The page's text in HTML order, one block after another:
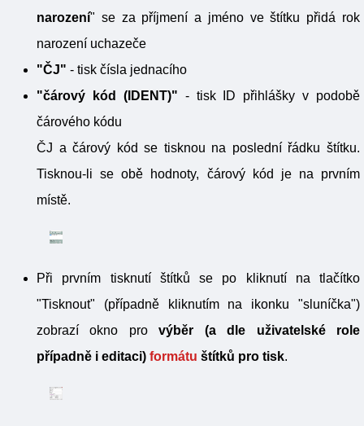
narození" se za příjmení a jméno ve štítku přidá rok
narození uchazeče
"ČJ" - tisk čísla jednacího
"čárový kód (IDENT)" - tisk ID přihlášky v podobě
čárového kódu
ČJ a čárový kód se tisknou na poslední řádku štítku.
Tisknou-li se obě hodnoty, čárový kód je na prvním
místě.
Při prvním tisknutí štítků se po kliknutí na tlačítko
"Tisknout" (případně kliknutím na ikonku "sluníčka")
zobrazí okno provýběr (a dle uživatelské role
případně i editaci) formátu štítků pro tisk.